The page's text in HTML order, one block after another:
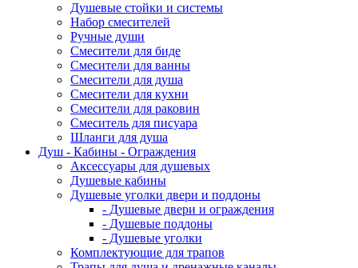
Душевые стойки и системы
Набор смесителей
Ручные души
Смесители для биде
Смесители для ванны
Смесители для душа
Смесители для кухни
Смесители для раковин
Смеситель для писуара
Шланги для душа
Душ - Кабины - Ограждения
Аксессуары для душевых
Душевые кабины
Душевые уголки двери и поддоны
- Душевые двери и ограждения
- Душевые поддоны
- Душевые уголки
Комплектующие для трапов